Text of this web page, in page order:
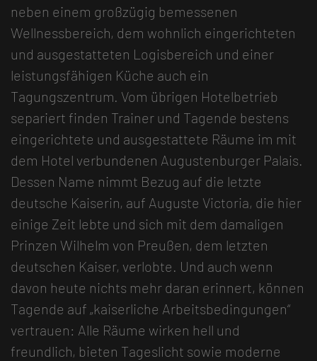
neben einem großzügig bemessenen
Wellnessbereich, dem wohnlich eingerichteten
und ausgestatteten Logisbereich und einer
leistungsfähigen Küche auch ein
Tagungszentrum. Vom übrigen Hotelbetrieb
separiert finden Trainer und Tagende bestens
eingerichtete und ausgestattete Räume im mit
dem Hotel verbundenen Augustenburger Palais.
Dessen Name nimmt Bezug auf die letzte
deutsche Kaiserin, auf Auguste Victoria, die hier
einige Zeit lebte und sich mit dem damaligen
Prinzen Wilhelm von Preußen, dem letzten
deutschen Kaiser, verlobte. Und auch wenn
davon heute nichts mehr daran erinnert, können
Tagende auf „kaiserliche Arbeitsbedingungen“
vertrauen: Alle Räume wirken hell und
freundlich, bieten Tageslicht sowie moderne